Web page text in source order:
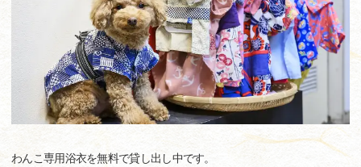
わんこ専用浴衣を無料で貸し出し中です。